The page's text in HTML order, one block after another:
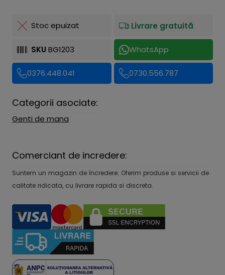
Stoc epuizat Livrare gratuită
SKU BG1203 WhatsApp
0376.448.041 0730.556.787
Categorii asociate:
Genti de mana
Comerciant de incredere:
Suntem un magazin de încredere. Oferim produse si servicii de
calitate ridicata, cu livrare rapida si discreta.